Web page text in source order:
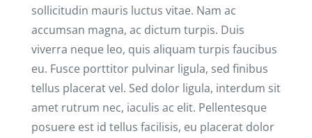
sollicitudin mauris luctus vitae. Nam ac
accumsan magna, ac dictum turpis. Duis
viverra neque leo, quis aliquam turpis faucibus
eu. Fusce porttitor pulvinar ligula, sed finibus
tellus placerat vel. Sed dolor ligula, interdum sit
amet rutrum nec, iaculis ac elit. Pellentesque
posuere est id tellus facilisis, eu placerat dolor